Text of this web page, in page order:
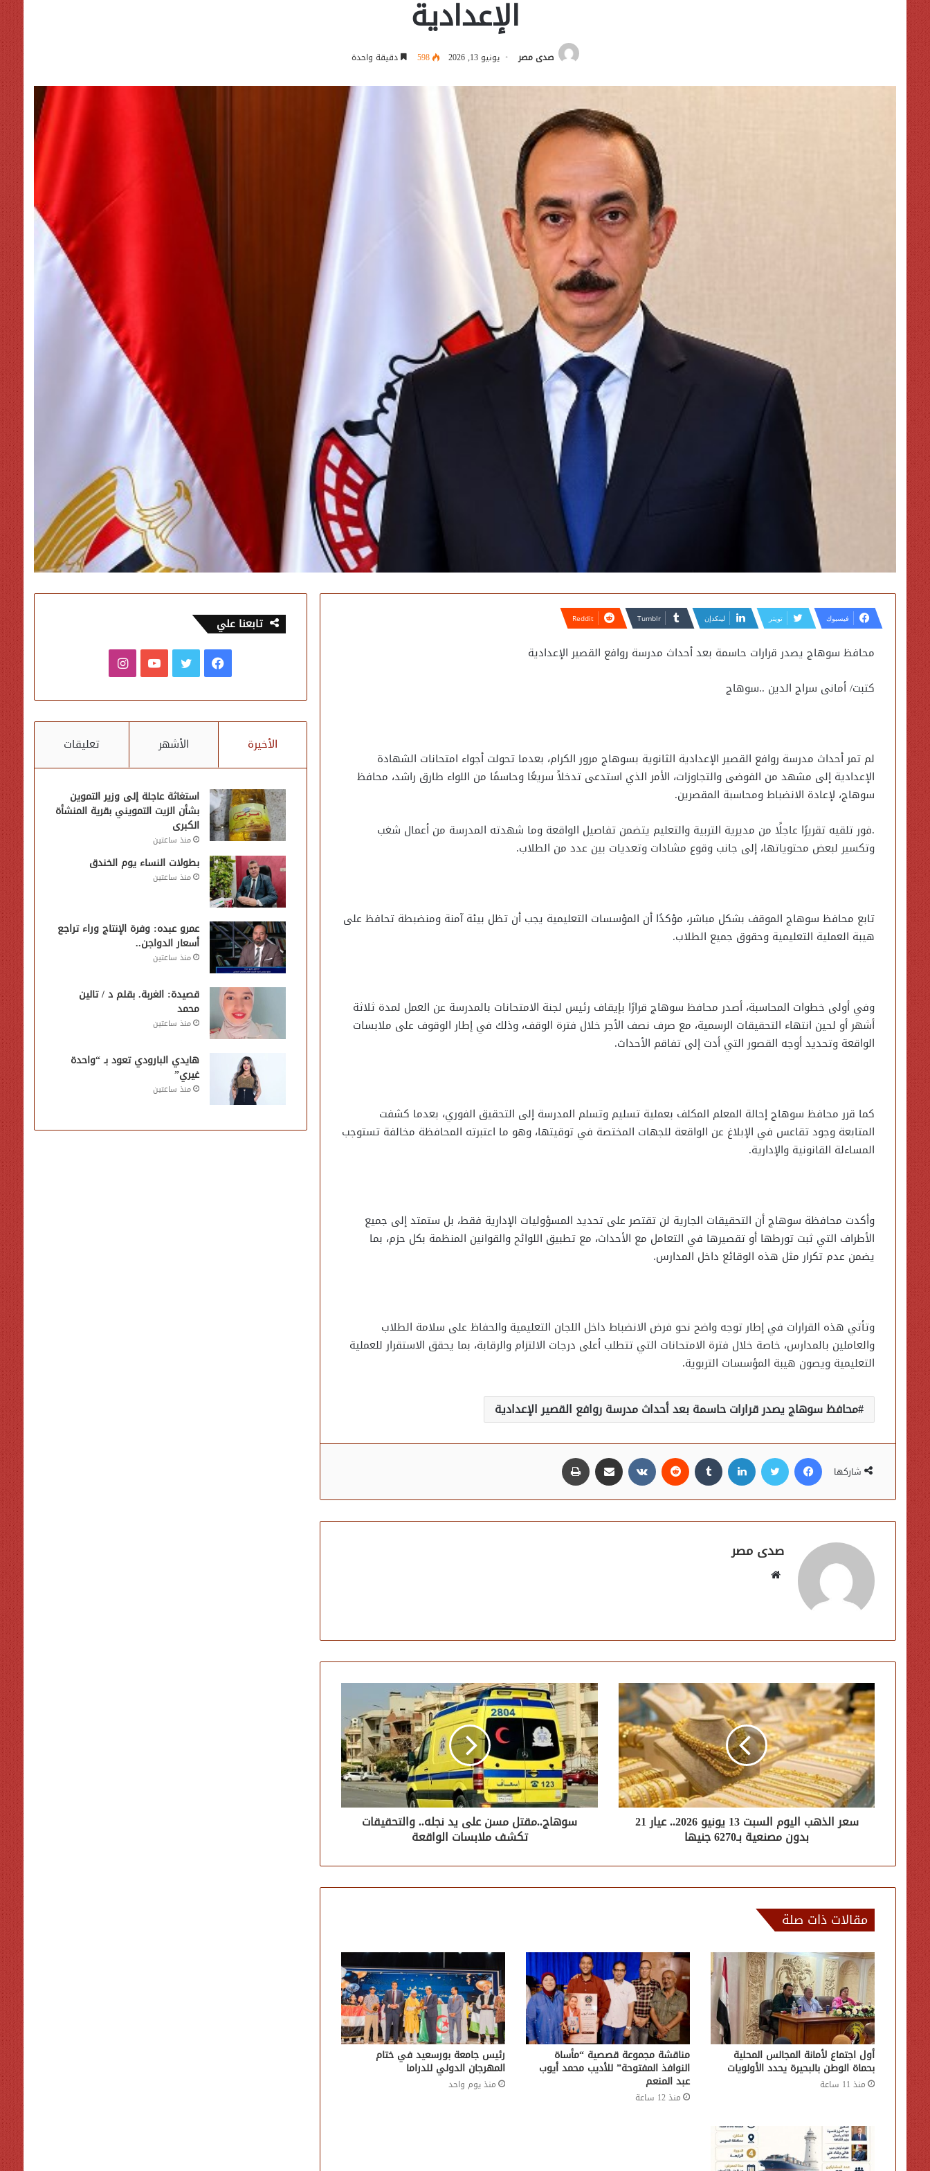
الإعدادية
صدى مصر يونيو 13, 2026 598 دقيقة واحدة
فيسبوك تويتر لينكدإن
محافظ سوهاج يصدر قرارات حاسمة بعد أحداث مدرسة روافع القصير الإعدادية
كتبت/ أمانى سراج الدين ..سوهاج
لم تمر أحداث مدرسة روافع القصير الإعدادية الثانوية بسوهاج مرور الكرام، بعدما تحولت أجواء امتحانات الشهادة
الإعدادية إلى مشهد من الفوضى والتجاوزات، الأمر الذي استدعى تدخلاً سريعًا وحاسمًا من اللواء طارق راشد، محافظ
سوهاج، لإعادة الانضباط ومحاسبة المقصرين.
.فور تلقيه تقريرًا عاجلًا من مديرية التربية والتعليم يتضمن تفاصيل الواقعة وما شهدته المدرسة من أعمال شغب
وتكسير لبعض محتوياتها، إلى جانب وقوع مشادات وتعديات بين عدد من الطلاب.
تابع محافظ سوهاج الموقف بشكل مباشر، مؤكدًا أن المؤسسات التعليمية يجب أن تظل بيئة آمنة ومنضبطة تحافظ على
هيبة العملية التعليمية وحقوق جميع الطلاب.
وفي أولى خطوات المحاسبة، أصدر محافظ سوهاج قرارًا بإيقاف رئيس لجنة الامتحانات بالمدرسة عن العمل لمدة ثلاثة
أشهر أو لحين انتهاء التحقيقات الرسمية، مع صرف نصف الأجر خلال فترة الوقف، وذلك في إطار الوقوف على ملابسات
الواقعة وتحديد أوجه القصور التي أدت إلى تفاقم الأحداث.
كما قرر محافظ سوهاج إحالة المعلم المكلف بعملية تسليم وتسلم المدرسة إلى التحقيق الفوري، بعدما كشفت
المتابعة وجود تقاعس في الإبلاغ عن الواقعة للجهات المختصة في توقيتها، وهو ما اعتبرته المحافظة مخالفة تستوجب
المساءلة القانونية والإدارية.
وأكدت محافظة سوهاج أن التحقيقات الجارية لن تقتصر على تحديد المسؤوليات الإدارية فقط، بل ستمتد إلى جميع
الأطراف التي ثبت تورطها أو تقصيرها في التعامل مع الأحداث، مع تطبيق اللوائح والقوانين المنظمة بكل حزم، بما
يضمن عدم تكرار مثل هذه الوقائع داخل المدارس.
وتأتي هذه القرارات في إطار توجه واضح نحو فرض الانضباط داخل اللجان التعليمية والحفاظ على سلامة الطلاب
والعاملين بالمدارس، خاصة خلال فترة الامتحانات التي تتطلب أعلى درجات الالتزام والرقابة، بما يحقق الاستقرار للعملية
التعليمية ويصون هيبة المؤسسات التربوية.
محافظ سوهاج يصدر قرارات حاسمة بعد أحداث مدرسة روافع القصير الإعدادية
شاركها
فيسبوك تويتر لينكدإن مشاركة عبر البريد
صدى مصر
موقع
سعر الذهب اليوم السبت 13 يونيو 2026.. عيار 21
بدون مصنعية بـ6270 جنيها
سوهاج..مقتل مسن على يد نجله.. والتحقيقات
تكشف ملابسات الواقعة
مقالات ذات صلة
أول اجتماع لأمانة المجالس المحلية
بحماة الوطن بالبحيرة يحدد الأولويات
منذ 11 ساعة
مناقشة مجموعة قصصية “مأساة
النوافذ المفتوحة” للأديب محمد أيوب
عبد المنعم
منذ 12 ساعة
رئيس جامعة بورسعيد في ختام
المهرجان الدولي للدراما
منذ يوم واحد
تابعنا علي
فيسبوكتويتر يوتيوبانستقرام
الأخيرة الأشهر تعليقات
استغاثة عاجلة إلى وزير التموين
بشأن الزيت التمويني بقرية المنشأة
الكبرى
منذ ساعتين
بطولات النساء يوم الخندق
منذ ساعتين
عمرو عبده: وفرة الإنتاج وراء تراجع
أسعار الدواجن..
منذ ساعتين
قصيدة: الغربة. بقلم د / تالين
محمد
منذ ساعتين
هايدي البارودي تعود بـ “واحدة
غيري”
منذ ساعتين